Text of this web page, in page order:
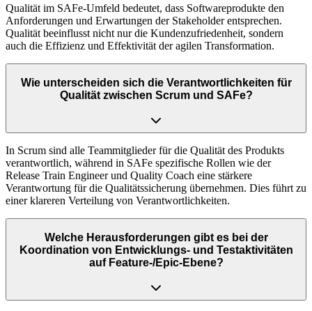
Qualität im SAFe-Umfeld bedeutet, dass Softwareprodukte den
Anforderungen und Erwartungen der Stakeholder entsprechen.
Qualität beeinflusst nicht nur die Kundenzufriedenheit, sondern
auch die Effizienz und Effektivität der agilen Transformation.
Wie unterscheiden sich die Verantwortlichkeiten für
Qualität zwischen Scrum und SAFe?
In Scrum sind alle Teammitglieder für die Qualität des Produkts
verantwortlich, während in SAFe spezifische Rollen wie der
Release Train Engineer und Quality Coach eine stärkere
Verantwortung für die Qualitätssicherung übernehmen. Dies führt zu
einer klareren Verteilung von Verantwortlichkeiten.
Welche Herausforderungen gibt es bei der
Koordination von Entwicklungs- und Testaktivitäten
auf Feature-/Epic-Ebene?